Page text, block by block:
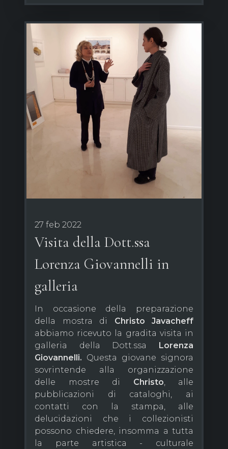
27 feb 2022
Visita della Dott.ssa
Lorenza Giovannelli in
galleria
In occasione della preparazione
della mostra di Christo
Javacheff
abbiamo ricevuto la gradita visita in
galleria della Dott.ssa
Lorenza
Giovannelli. Questa giovane signora
sovrintende alla organizzazione
delle mostre di Christo, alle
pubblicazioni di cataloghi, ai
contatti con la stampa, alle
delucidazioni che i collezionisti
possono chiedere, insomma a tutta
la parte artistica - culturale